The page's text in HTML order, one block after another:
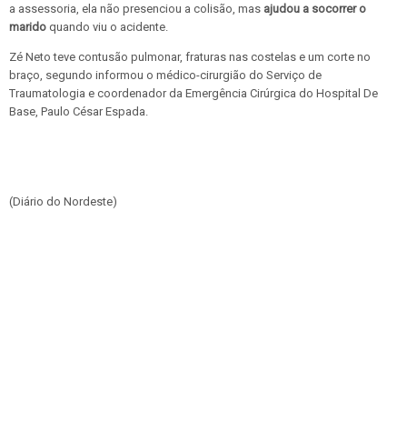
a assessoria, ela não presenciou a colisão, mas ajudou a socorrer o
marido quando viu o acidente.
Zé Neto teve contusão pulmonar, fraturas nas costelas e um corte no
braço, segundo informou o médico-cirurgião do Serviço de
Traumatologia e coordenador da Emergência Cirúrgica do Hospital De
Base, Paulo César Espada.
(Diário do Nordeste)